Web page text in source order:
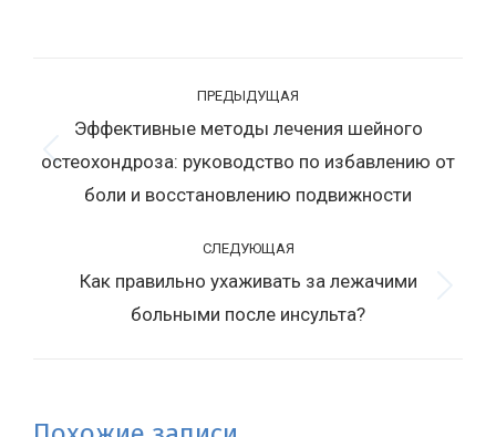
записям
ПРЕДЫДУЩАЯ
Предыдущая
запись:
Эффективные методы лечения шейного
остеохондроза: руководство по избавлению от
боли и восстановлению подвижности
СЛЕДУЮЩАЯ
запись:
Как правильно ухаживать за лежачими
больными после инсульта?